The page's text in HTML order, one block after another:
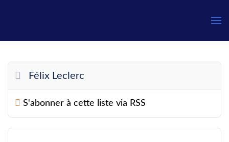
Félix Leclerc
S'abonner à cette liste via RSS